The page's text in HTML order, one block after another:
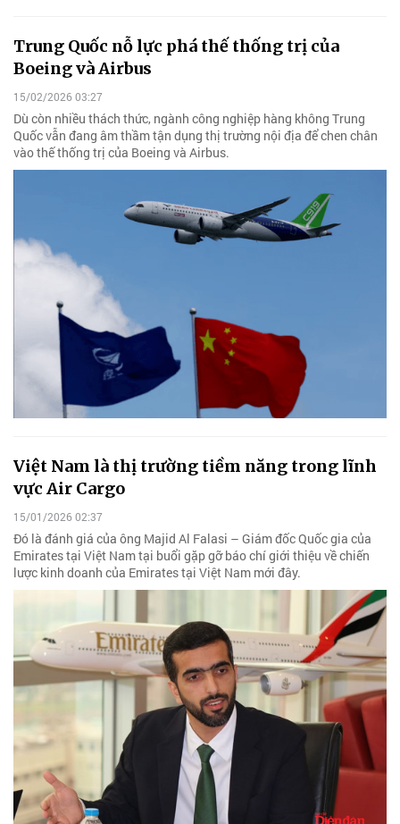
Trung Quốc nỗ lực phá thế thống trị của
Boeing và Airbus
15/02/2026 03:27
Dù còn nhiều thách thức, ngành công nghiệp hàng không Trung
Quốc vẫn đang âm thầm tận dụng thị trường nội địa để chen chân
vào thế thống trị của Boeing và Airbus.
Việt Nam là thị trường tiềm năng trong lĩnh
vực Air Cargo
15/01/2026 02:37
Đó là đánh giá của ông Majid Al Falasi – Giám đốc Quốc gia của
Emirates tại Việt Nam tại buổi gặp gỡ báo chí giới thiệu về chiến
lược kinh doanh của Emirates tại Việt Nam mới đây.